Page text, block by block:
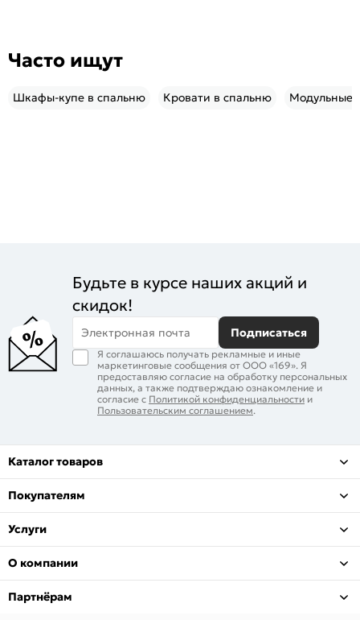
Часто ищут
Шкафы-купе в спальню Кровати в спальню Модульные
Будьте в курсе наших акций и
скидок!
Электронная почта Подписаться
Я соглашаюсь получать рекламные и иные
маркетинговые сообщения от ООО «169». Я
предоставляю согласие на обработку персональных
данных, а также подтверждаю ознакомление и
согласие с Политикой конфиденциальности и
Пользовательским соглашением.
Каталог товаров
Покупателям
Услуги
О компании
Партнёрам